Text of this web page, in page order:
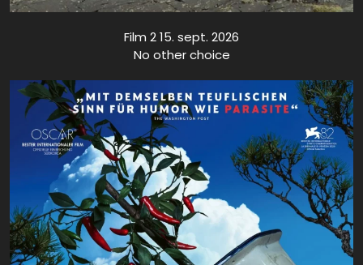
Film 2 15. sept. 2026
No other choice